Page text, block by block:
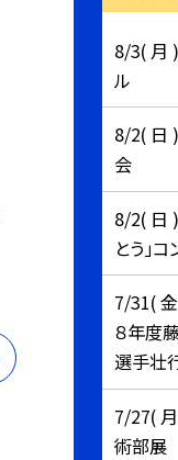
8/3( 月
ル
8/2( 日
会
8/2( 日
とう」
7/31(
８年度
選手壮
7/27(
術部展